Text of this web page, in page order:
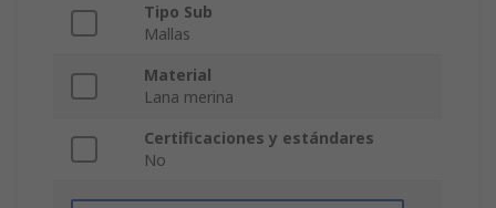
Tipo Sub
Mallas
Material
Lana merina
Certificaciones y estándares
No